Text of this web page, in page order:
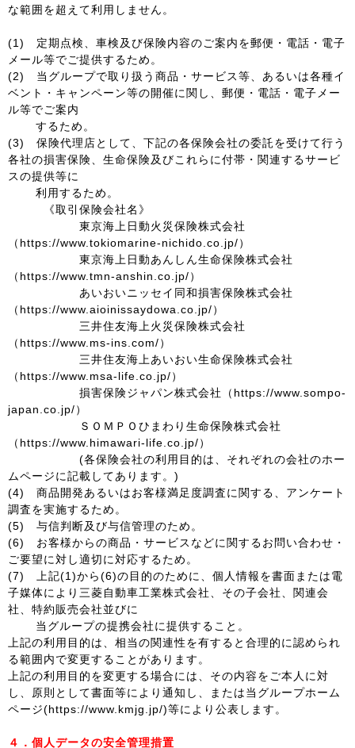
な範囲を超えて利用しません。
(1) 定期点検、車検及び保険内容のご案内を郵便・電話・電子
メール等でご提供するため。
(2) 当グループで取り扱う商品・サービス等、あるいは各種イ
ベント・キャンペーン等の開催に関し、郵便・電話・電子メー
ル等でご案内
するため。
(3) 保険代理店として、下記の各保険会社の委託を受けて行う
各社の損害保険、生命保険及びこれらに付帯・関連するサービ
スの提供等に
利用するため。
《取引保険会社名》
東京海上日動火災保険株式会社
（https://www.tokiomarine-nichido.co.jp/）
東京海上日動あんしん生命保険株式会社
（https://www.tmn-anshin.co.jp/）
あいおいニッセイ同和損害保険株式会社
（https://www.aioinissaydowa.co.jp/）
三井住友海上火災保険株式会社
（https://www.ms-ins.com/）
三井住友海上あいおい生命保険株式会社
（https://www.msa-life.co.jp/）
損害保険ジャパン株式会社（https://www.sompo-
japan.co.jp/）
ＳＯＭＰＯひまわり生命保険株式会社
（https://www.himawari-life.co.jp/）
(各保険会社の利用目的は、それぞれの会社のホー
ムページに記載してあります。)
(4) 商品開発あるいはお客様満足度調査に関する、アンケート
調査を実施するため。
(5) 与信判断及び与信管理のため。
(6) お客様からの商品・サービスなどに関するお問い合わせ・
ご要望に対し適切に対応するため。
(7) 上記(1)から(6)の目的のために、個人情報を書面または電
子媒体により三菱自動車工業株式会社、その子会社、関連会
社、特約販売会社並びに
当グループの提携会社に提供すること。
上記の利用目的は、相当の関連性を有すると合理的に認められ
る範囲内で変更することがあります。
上記の利用目的を変更する場合には、その内容をご本人に対
し、原則として書面等により通知し、または当グループホーム
ページ(https://www.kmjg.jp/)等により公表します。
４．個人データの安全管理措置